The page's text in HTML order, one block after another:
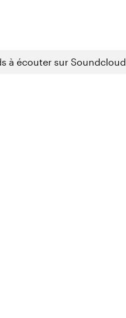
à écouter sur Soundcloud